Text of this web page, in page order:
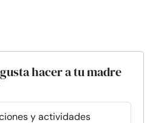
hacer a tu madre
y actividades